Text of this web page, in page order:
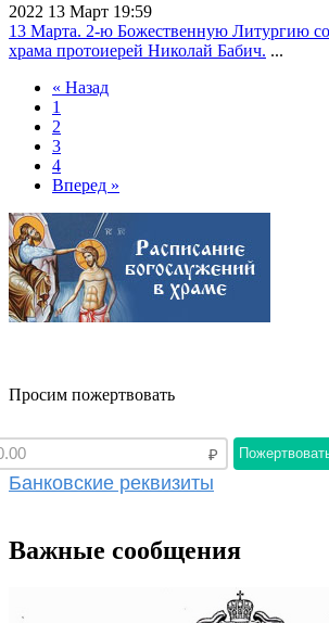
2022 13 Март 19:59
13 Марта. 2-ю Божественную Литургию
храма протоиерей Николай Бабич. ...
« Назад
1
2
3
4
Вперед »
Просим пожертвовать
Банковские реквизиты
Важные сообщения